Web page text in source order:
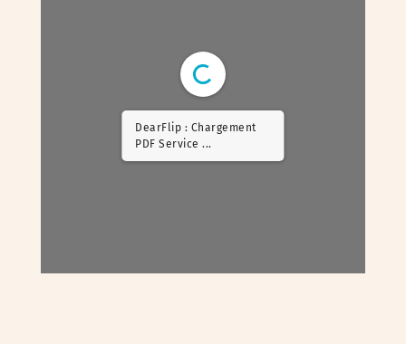
DearFlip : Chargement
PDF Worker ...